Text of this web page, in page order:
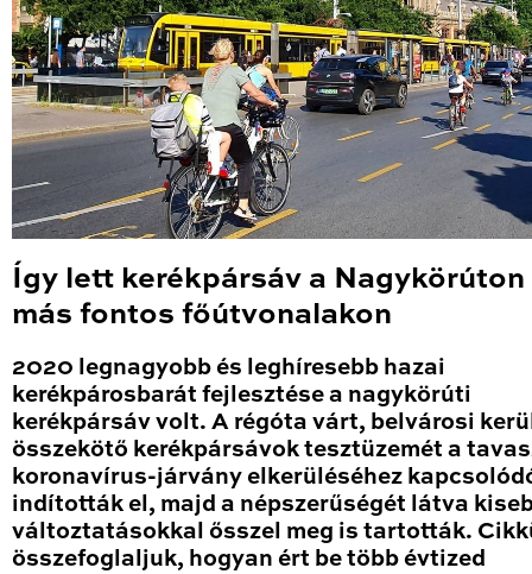
Így lett kerékpársáv a Nagykörúton
más fontos főútvonalakon
2020 legnagyobb és leghíresebb hazai
kerékpárosbarát fejlesztése a nagykörúti
kerékpársáv volt. A régóta várt, belvárosi
összekötő kerékpársávok tesztüzemét a
koronavírus-járvány elkerüléséhez
indították el, majd a népszerűségét látva
változtatásokkal ősszel meg is tartották.
összefoglaljuk, hogyan ért be több évtized